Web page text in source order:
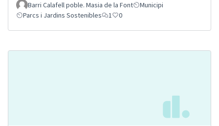
Barri Calafell poble. Masia de la Font
Municipi
Parcs i Jardins Sostenibles
1 0